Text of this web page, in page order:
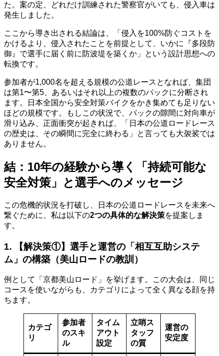
た。案の定、どれだけ訓練された警察官がいても、侵入車は
発生しました。
ここから導き出される結論は、「侵入を100%防ぐコストを
かけるより、侵入されたことを前提として、いかに『多段防
御』で選手に届く前に防波堤を築くか」という設計思想への
転換です。
参加者が1,000名を超える規模の公道レースとなれば、集団
は第1〜第5、あるいはそれ以上の複数のパックに分断され
ます。日本全国から安全対策バイクをかき集めても足りない
ほどの規模です。もしこの状況で、パックの隙間に対向車が
滑り込み、正面衝突が起きれば、「日本の公道ロードレース
の歴史は、その瞬間に完全に終わる」と言っても大袈裟では
ありません。
結：10年の経験から導く「持続可能な
安全対策」と選手へのメッセージ
この危機的状況を打破し、日本の公道ロードレースを未来へ
繋ぐために、私は以下の2つの具体的な解決策を提案しま
す。
1. 【解決策①】選手と運営の「相互互助システ
ム」の構築（美山ロードの教訓）
例として「京都美山ロード」を挙げます。この大会は、同じ
コースを使いながらも、カテゴリによって全く異なる顔を持
ちます。
カテゴ
リ
参加者
のスキ
ル
タイム
アウト
設定
立哨ス
タッフ
の質
運営の
安定度